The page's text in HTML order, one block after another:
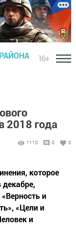
16+
2018 года
1110 0 0
которое
декабре,
и
«Цели и
и